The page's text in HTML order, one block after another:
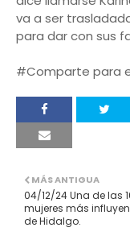
va a ser
para dar con sus
#Comparte para
MÁS ANTIGUA
04/12/24 Una de las
mujeres más
de Hidalgo.